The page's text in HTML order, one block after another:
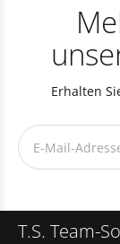
Erhalten
T.S. Team-